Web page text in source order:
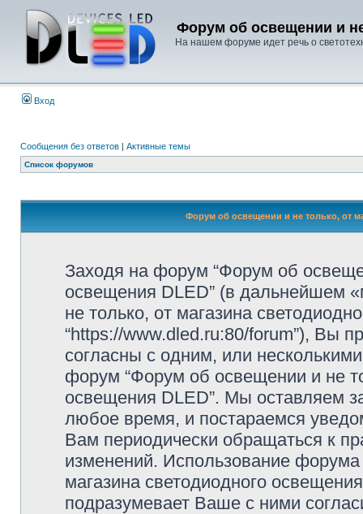
Форум об освещении и
На нашем форуме идет речь о
Вход
Сообщения без ответов | Активные темы
Список форумов
Форум об освещении и не только, от
Заходя на форум “Форум об
освещения DLED” (в дальнейшем
не только, от магазина
“https://www.dled.ru:80/forum”), Вы
согласны с одним, или
форум “Форум об освещении и не
освещения DLED”. Мы оставляем
любое время, и постараемся
Вам периодически обращаться к
изменений. Использование
магазина светодиодного
подразумевает Ваше с ними